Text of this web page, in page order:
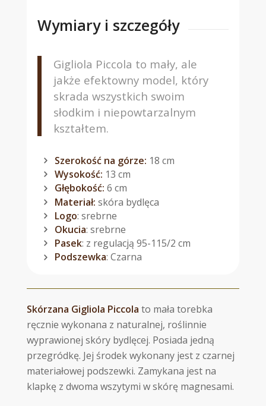
Wymiary i szczegóły
Gigliola Piccola to mały, ale
jakże efektowny model, który
skrada wszystkich swoim
słodkim i niepowtarzalnym
kształtem.
Szerokość na górze: 18 cm
Wysokość: 13 cm
Głębokość: 6 cm
Materiał: skóra bydlęca
Logo: srebrne
Okucia: srebrne
Pasek: z regulacją 95-115/2 cm
Podszewka: Czarna
Skórzana Gigliola Piccola to mała torebka
ręcznie wykonana z naturalnej, roślinnie
wyprawionej skóry bydlęcej. Posiada jedną
przegródkę. Jej środek wykonany jest z czarnej
materiałowej podszewki. Zamykana jest na
klapkę z dwoma wszytymi w skórę magnesami.